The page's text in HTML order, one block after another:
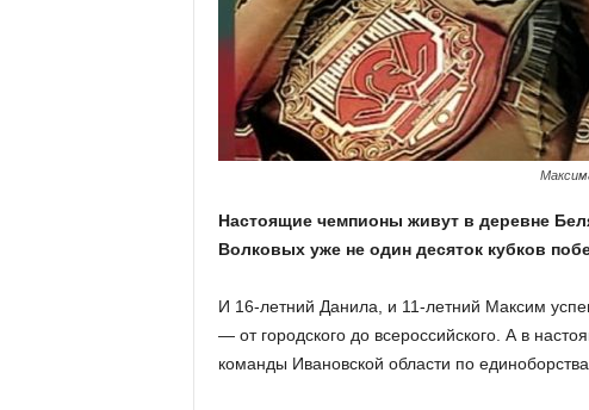
Настоящие чемпионы живут в деревне
Волковых уже не один десяток кубков
И 16-летний Данила, и 11-летний Максим
— от городского до всероссийского. А в
команды Ивановской области по